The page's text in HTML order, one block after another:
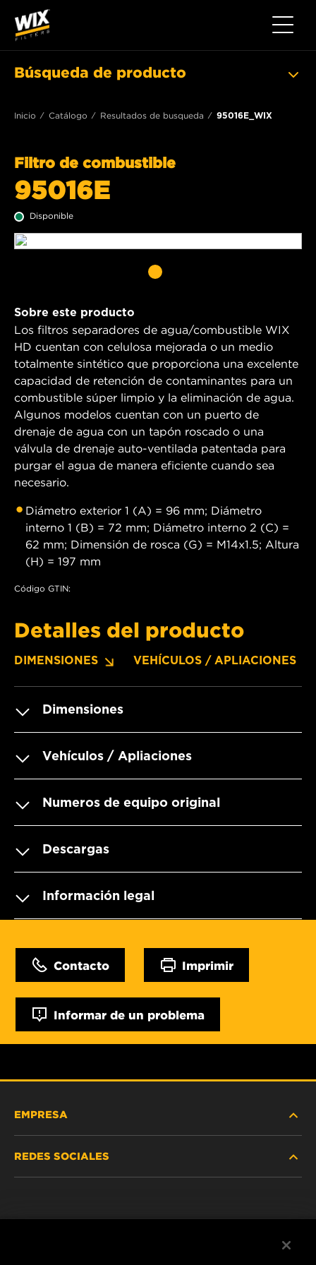
Toggle
Búsqueda de producto
Inicio Catálogo Resultados de busqueda 95016E_WIX
Filtro de combustible
95016E
Disponible
Sobre este producto
Los filtros separadores de agua/combustible WIX
HD cuentan con celulosa mejorada o un medio
totalmente sintético que proporciona una excelente
capacidad de retención de contaminantes para un
combustible súper limpio y la eliminación de agua.
Algunos modelos cuentan con un puerto de
drenaje de agua con un tapón roscado o una
válvula de drenaje auto-ventilada patentada para
purgar el agua de manera eficiente cuando sea
necesario.
Diámetro exterior 1 (A) = 96 mm; Diámetro
interno 1 (B) = 72 mm; Diámetro interno 2 (C) =
62 mm; Dimensión de rosca (G) = M14x1.5; Altura
(H) = 197 mm
Código GTIN:
Detalles del producto
DIMENSIONES VEHÍCULOS / APLIACIONES
Dimensiones
Vehículos / Apliaciones
Numeros de equipo original
Descargas
Información legal
Contacto Imprimir
Informar de un problema
EMPRESA
REDES SOCIALES